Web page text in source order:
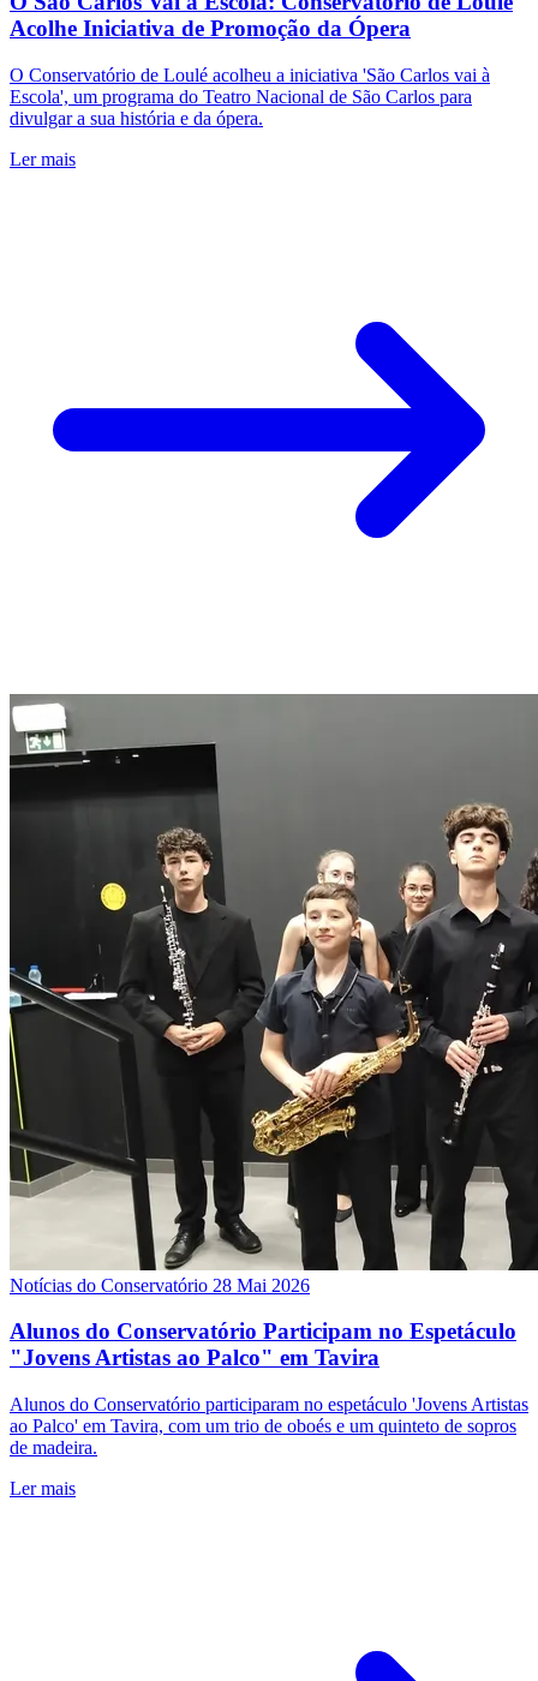
Acolhe Iniciativa de Promoção da Ópera
O Conservatório de Loulé acolheu a iniciativa 'São Carlos vai à
Escola', um programa do Teatro Nacional de São Carlos para
divulgar a sua história e da ópera.
Ler mais
Notícias do Conservatório 28 Mai 2026
Alunos do Conservatório Participam no Espetáculo
"Jovens Artistas ao Palco" em Tavira
Alunos do Conservatório participaram no espetáculo 'Jovens Artistas
ao Palco' em Tavira, com um trio de oboés e um quinteto de sopros
de madeira.
Ler mais